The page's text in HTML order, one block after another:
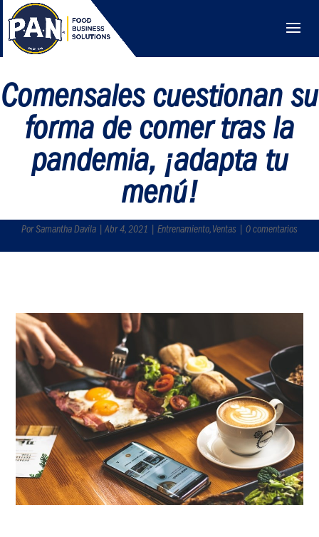
Comensales cuestionan su
forma de comer tras la
pandemia, ¡adapta tu
menú!
Por Samantha Davila | Abr 4, 2021 | Entrenamiento, Ventas | 0 comentarios